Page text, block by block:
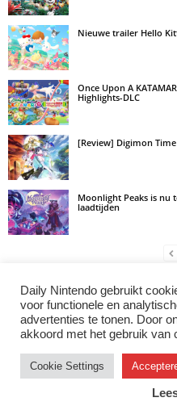
Nieuwe trailer Hello
Once Upon A
Highlights-DLC
[Review] Digimon
Moonlight Peaks is nu
laadtijden
LAAT EEN REACTIE ACHTER
Log in om een opmerking achter
Instagram Facebook
Daily Nintendo gebruikt
voor functionele en
advertenties te tonen. Door
akkoord met het gebruik van
Cookie Settings